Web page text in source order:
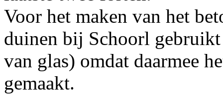
Voor het maken van het
duinen bij Schoorl
van glas) omdat daarmee
gemaakt.